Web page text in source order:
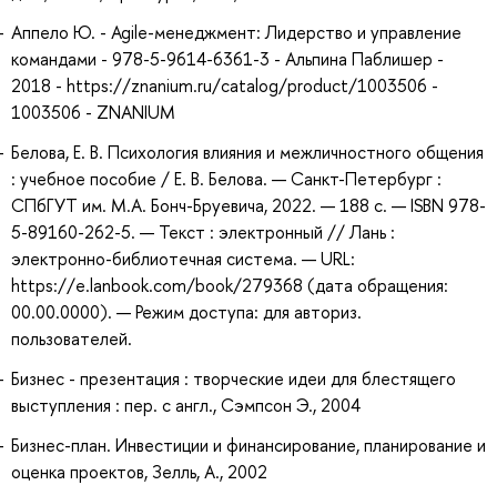
Аппело Ю. - Agile-менеджмент: Лидерство и управление
командами - 978-5-9614-6361-3 - Альпина Паблишер -
2018 - https://znanium.ru/catalog/product/1003506 -
1003506 - ZNANIUM
Белова, Е. В. Психология влияния и межличностного общения
: учебное пособие / Е. В. Белова. — Санкт-Петербург :
СПбГУТ им. М.А. Бонч-Бруевича, 2022. — 188 с. — ISBN 978-
5-89160-262-5. — Текст : электронный // Лань :
электронно-библиотечная система. — URL:
https://e.lanbook.com/book/279368 (дата обращения:
00.00.0000). — Режим доступа: для авториз.
пользователей.
Бизнес - презентация : творческие идеи для блестящего
выступления : пер. с англ., Сэмпсон Э., 2004
Бизнес-план. Инвестиции и финансирование, планирование и
оценка проектов, Зелль, А., 2002